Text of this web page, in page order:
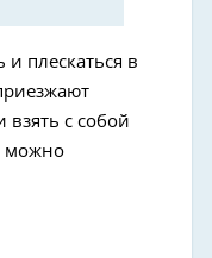
и плескаться в
с собой
можно